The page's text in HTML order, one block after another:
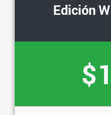
Edición